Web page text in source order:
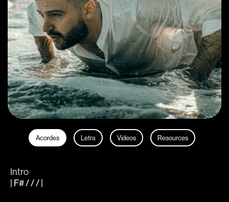
Acordes Letra Videos Resources
Intro
| F# / / / |